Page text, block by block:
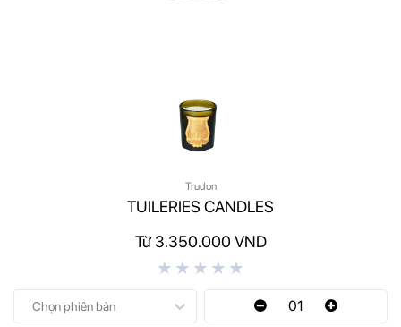
Trudon
TUILERIES CANDLES
Từ 3.350.000 VND
Chọn phiên bản 01